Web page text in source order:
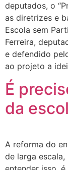
deputados, o
as diretrizes e
Escola sem
Ferreira,
e defendido
ao projeto a
É
da
A reforma do
de larga escala,